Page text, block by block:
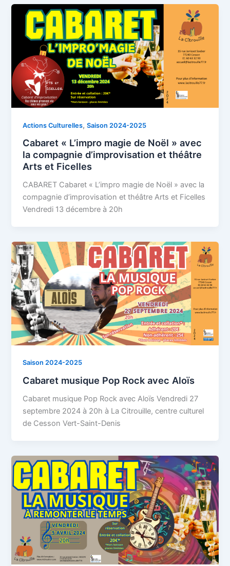
Actions Culturelles,Saison 2024-2025
Cabaret « L’impro magie de Noël » avec
la compagnie d’improvisation et théâtre
Arts et Ficelles
CABARET Cabaret « L’impro magie de Noël » avec la
compagnie d’improvisation et théâtre Arts et Ficelles
Vendredi 13 décembre à 20h
Saison 2024-2025
Cabaret musique Pop Rock avec Aloïs
Cabaret musique Pop Rock avec Aloïs Vendredi 27
septembre 2024 à 20h à La Citrouille, centre culturel
de Cesson Vert-Saint-Denis